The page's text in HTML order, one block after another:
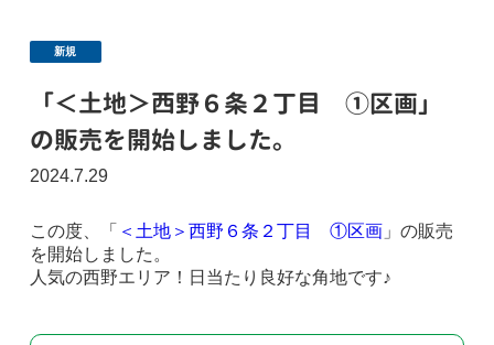
新規
「＜土地＞西野６条２丁目 ①区画」
の販売を開始しました。
2024.7.29
この度、「 ＜土地＞西野６条２丁目 ①区画」の販売
を開始しました。
人気の西野エリア！日当たり良好な角地です♪